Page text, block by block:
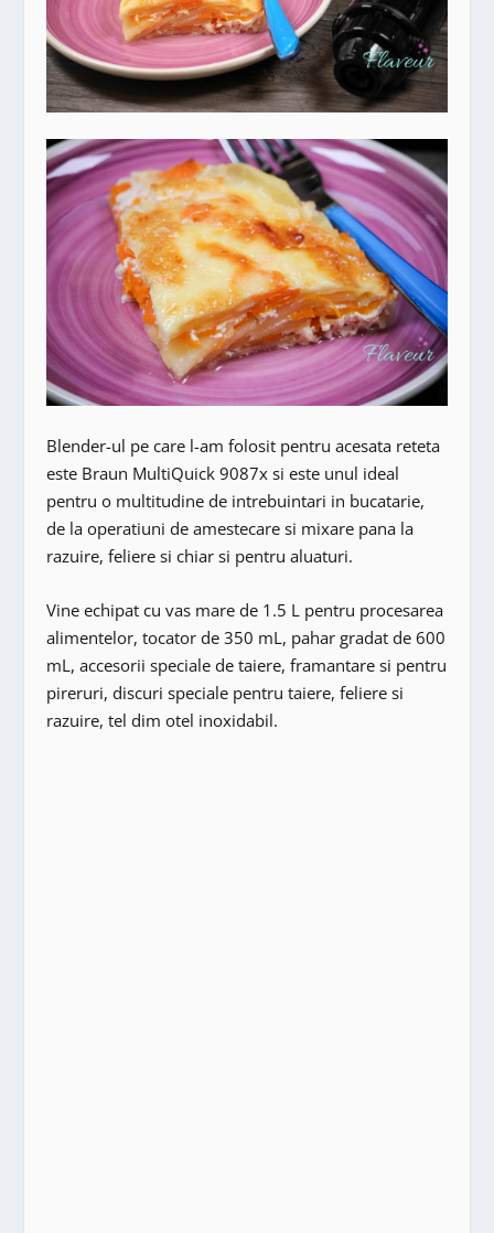
Blender-ul pe care l-am folosit pentru acesata reteta
este Braun MultiQuick 9087x si este unul ideal
pentru o multitudine de intrebuintari in bucatarie,
de la operatiuni de amestecare si mixare pana la
razuire, feliere si chiar si pentru aluaturi.
Vine echipat cu vas mare de 1.5 L pentru procesarea
alimentelor, tocator de 350 mL, pahar gradat de 600
mL, accesorii speciale de taiere, framantare si pentru
pireruri, discuri speciale pentru taiere, feliere si
razuire, tel dim otel inoxidabil.